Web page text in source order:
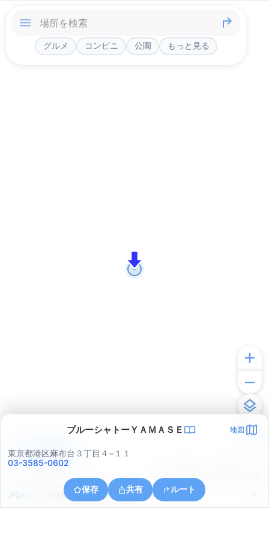
グルメ コンビニ 公園 もっと見る
ブルーシャトーＹＡＭＡＳＥ 地図
東京都港区麻布台３丁目４−１１
03-3585-0602
保存 共有 ルート
東京都千代田区日比谷公園１
アプリで見る